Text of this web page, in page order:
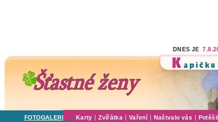
DNES JE
FOTOGALERIE Karty Zvířátka Vaření Naštvalo vás